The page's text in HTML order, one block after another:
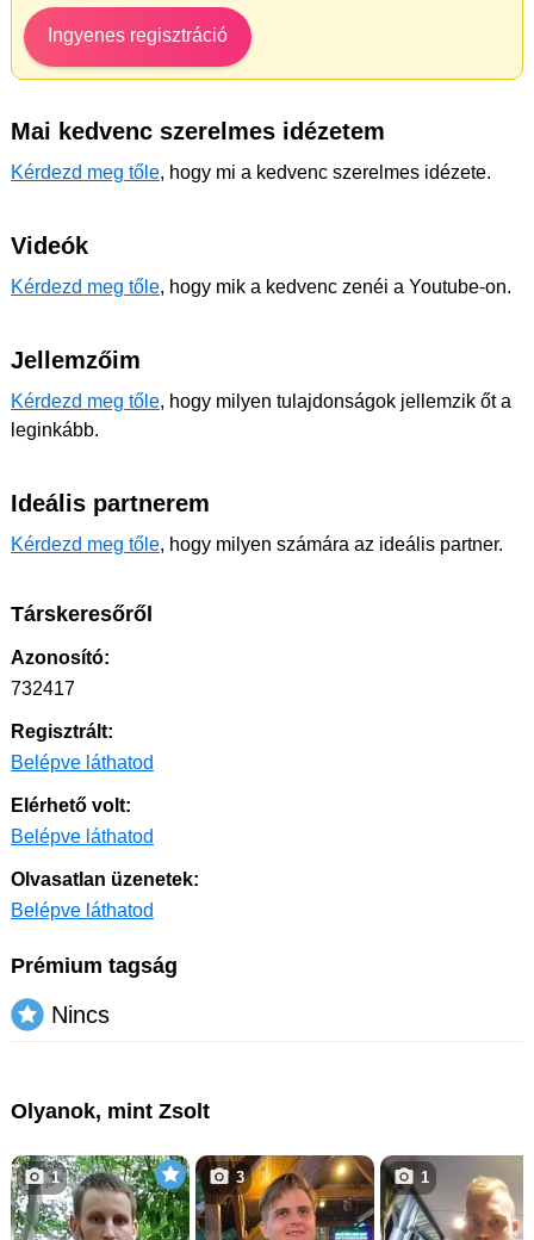
Ingyenes regisztráció
Mai kedvenc szerelmes idézetem
Kérdezd meg tőle, hogy mi a kedvenc szerelmes idézete.
Videók
Kérdezd meg tőle, hogy mik a kedvenc zenéi a Youtube-on.
Jellemzőim
Kérdezd meg tőle, hogy milyen tulajdonságok jellemzik őt a
leginkább.
Ideális partnerem
Kérdezd meg tőle, hogy milyen számára az ideális partner.
Társkeresőről
Azonosító:
732417
Regisztrált:
Belépve láthatod
Elérhető volt:
Belépve láthatod
Olvasatlan üzenetek:
Belépve láthatod
Prémium tagság
Nincs
Olyanok, mint Zsolt
1 3 1